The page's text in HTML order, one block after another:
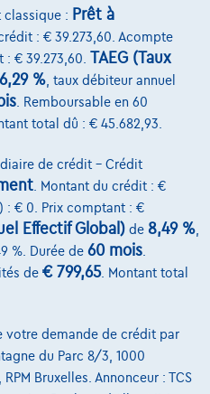
| GPS | Led Matrix
classique : Prêt à
: € 39.273,60. Acompte
€ 39.273,60. TAEG (Taux
6,29 % , taux débiteur annuel
. Remboursable en 60
total dû : € 45.682,93.
de crédit – Crédit
. Montant du crédit : €
: € 0. Prix comptant : €
Effectif Global) de 8,49 %
%. Durée de 60 mois
de € 799,65. Montant total
votre demande de crédit par
du Parc 8/3, 1000
RPM Bruxelles. Annonceur : TCS